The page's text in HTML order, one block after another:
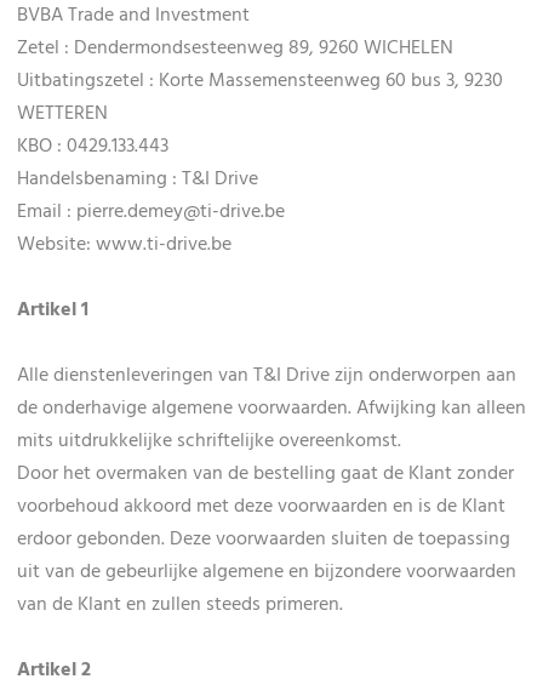
BVBA Trade and Investment
Zetel : Dendermondsesteenweg 89, 9260 WICHELEN
Uitbatingszetel : Korte Massemensteenweg 60 bus 3, 9230
WETTEREN
KBO : 0429.133.443
Handelsbenaming : T&I Drive
Email : pierre.demey@ti-drive.be
Website: www.ti-drive.be
Artikel 1
Alle dienstenleveringen van T&I Drive zijn onderworpen aan
de onderhavige algemene voorwaarden. Afwijking kan alleen
mits uitdrukkelijke schriftelijke overeenkomst.
Door het overmaken van de bestelling gaat de Klant zonder
voorbehoud akkoord met deze voorwaarden en is de Klant
erdoor gebonden. Deze voorwaarden sluiten de toepassing
uit van de gebeurlijke algemene en bijzondere voorwaarden
van de Klant en zullen steeds primeren.
Artikel 2